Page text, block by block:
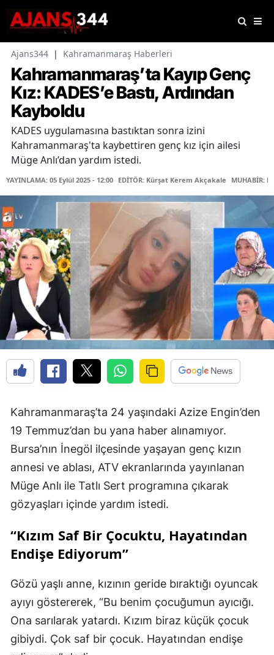
Ajans344 | Kahramanmaraş Haberleri
Kahramanmaraş’ta Kayıp Genç
Kız: KADES’e Bastı, Ardından
Kayboldu
KADES uygulamasına bastıktan sonra izini
Kahramanmaraş'ta kaybettiren genç kız için ailesi
Müge Anlı’dan yardım istedi.
YAYINLAMA: 05 Eylül 2025 - 12:00 EDİTÖR: Kürşat Kerem Akçakale MUHABİR:
Kahramanmaraş’ta 24 yaşındaki Azize Engin’den
19 Temmuz’dan bu yana haber alınamıyor.
Bursa’nın İnegöl ilçesinde yaşayan genç kızın
annesi ve ablası, ATV ekranlarında yayınlanan
Müge Anlı ile Tatlı Sert programına çıkarak
gözyaşları içinde yardım istedi.
“Kızım Saf Bir Çocuktu, Hayatından
Endişe Ediyorum”
Gözü yaşlı anne, kızının geride bıraktığı oyuncak
ayıyı göstererek, “Bu benim çocuğumun ayıcığı.
Ona sarılarak yatardı. Kızım biraz küçük çocuk
gibiydi. Çok saf bir çocuk. Hayatından endişe